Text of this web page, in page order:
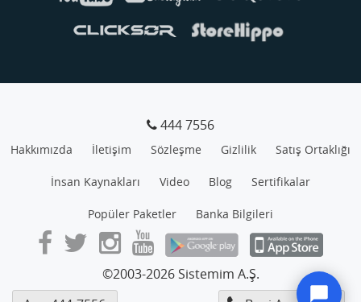
444 7556
Hakkımızda İletişim Sözleşme Gizlilik Satış Ortaklığı
İnsan Kaynakları Video Blog Sertifikalar
Popüler Paketler Banka Bilgileri
©2003-2026 Sistemim A.Ş.